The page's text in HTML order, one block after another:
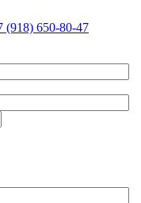
(918) 650-80-47